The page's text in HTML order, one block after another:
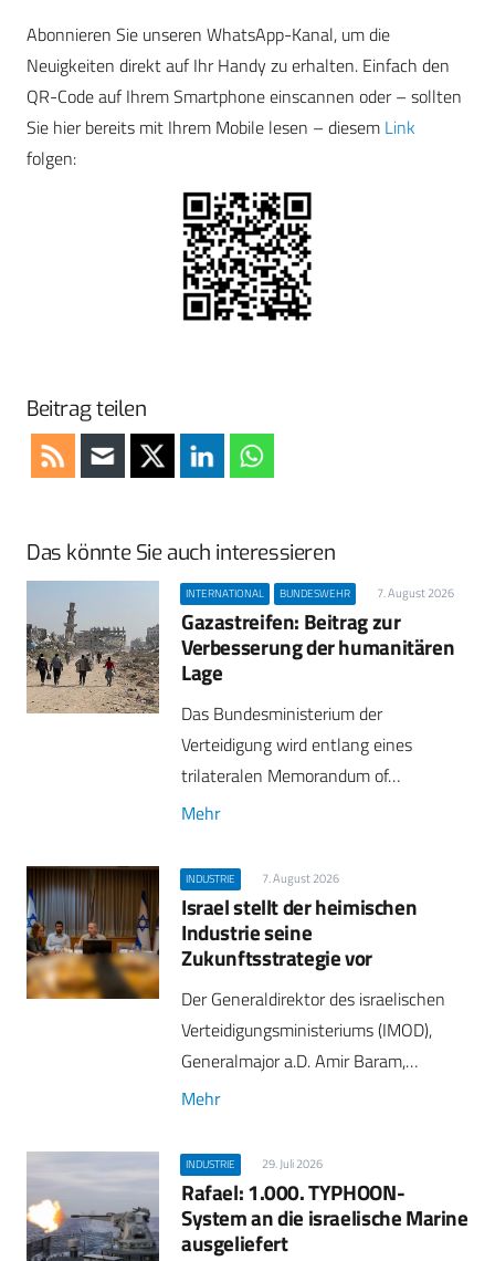
Abonnieren Sie unseren WhatsApp-Kanal, um die
Neuigkeiten direkt auf Ihr Handy zu erhalten. Einfach den
QR-Code auf Ihrem Smartphone einscannen oder – sollten
Sie hier bereits mit Ihrem Mobile lesen – diesem Link
folgen:
Beitrag teilen
Das könnte Sie auch interessieren
INTERNATIONAL BUNDESWEHR 7. August 2026
Gazastreifen: Beitrag zur
Verbesserung der humanitären
Lage
Das Bundesministerium der
Verteidigung wird entlang eines
trilateralen Memorandum of…
Mehr
INDUSTRIE 7. August 2026
Israel stellt der heimischen
Industrie seine
Zukunftsstrategie vor
Der Generaldirektor des israelischen
Verteidigungsministeriums (IMOD),
Generalmajor a.D. Amir Baram,…
Mehr
INDUSTRIE 29. Juli 2026
Rafael: 1.000. TYPHOON-
System an die israelische Marine
ausgeliefert